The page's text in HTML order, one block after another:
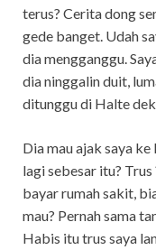
terus? Cerita dong
gede banget. Udah
dia mengganggu.
dia ninggalin duit,
ditunggu di Halte
Dia mau ajak saya
lagi sebesar itu?
bayar rumah sakit,
mau? Pernah sama
Habis itu trus saya